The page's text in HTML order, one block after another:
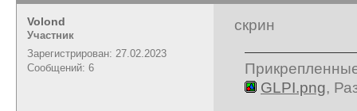
Volond
Участник
Зарегистрирован: 27.02.2023
Сообщений: 6
скрин
GLPI.png,